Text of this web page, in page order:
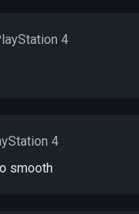
4
4
smooth